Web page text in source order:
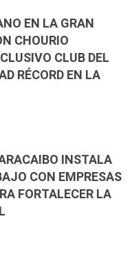
EN LA GRAN
CHOURIO
CLUB DEL
RÉCORD EN LA
INSTALA
CON EMPRESAS
FORTALECER LA